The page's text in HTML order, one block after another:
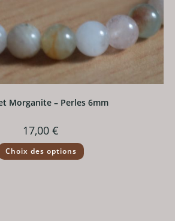
Morganite – Perles 6mm
17,00 €
Choix des options Ce
produit